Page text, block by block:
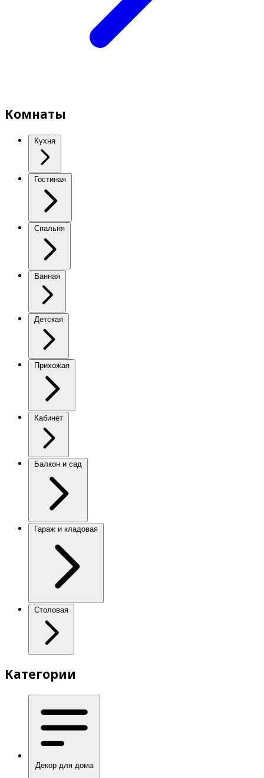
Комнаты
Кухня
Гостиная
Спальня
Ванная
Детская
Прихожая
Кабинет
Балкон и сад
Гараж и кладовая
Столовая
Категории
Декор для дома